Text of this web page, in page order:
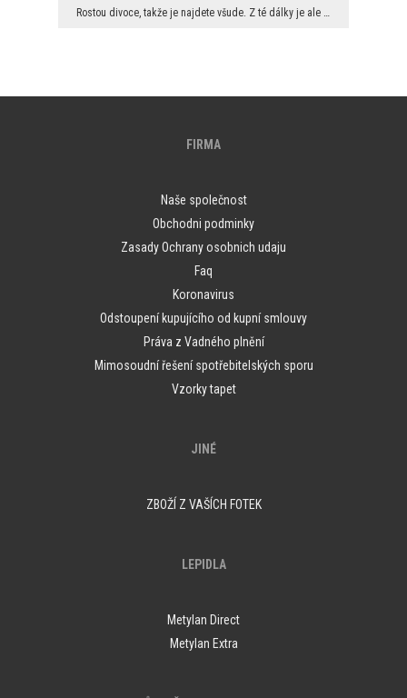
Rostou divoce, takže je najdete všude. Z té dálky je ale asi nikdo nesleduje. Tady vidíte, že pam...
FIRMA
Naše společnost
Obchodni podminky
Zasady Ochrany osobnich udaju
Faq
Koronavirus
Odstoupení kupujícího od kupní smlouvy
Práva z Vadného plnění
Mimosoudní řešení spotřebitelských sporu
Vzorky tapet
JINÉ
ZBOŽÍ Z VAŠÍCH FOTEK
LEPIDLA
Metylan Direct
Metylan Extra